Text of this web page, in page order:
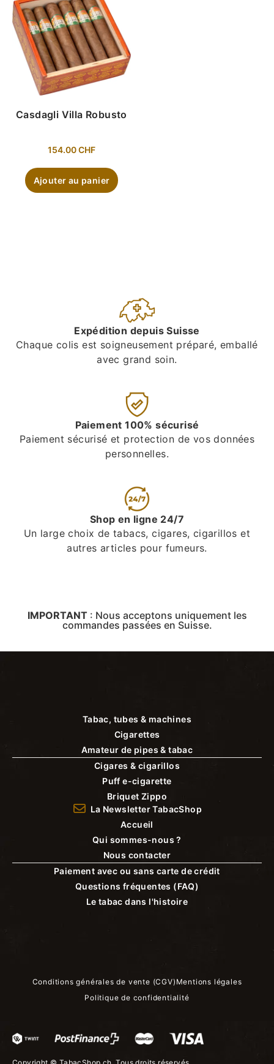
Casdagli Villa Robusto
154.00CHF
Ajouter au panier
Expédition depuis Suisse
Chaque colis est soigneusement préparé, emballé
avec grand soin.
Paiement 100% sécurisé
Paiement sécurisé et protection de vos données
personnelles.
Shop en ligne 24/7
Un large choix de tabacs, cigares, cigarillos et
autres articles pour fumeurs.
IMPORTANT : Nous acceptons uniquement les
commandes passées en Suisse.
Tabac, tubes & machines
Cigarettes
Amateur de pipes & tabac
Cigares & cigarillos
Puff e-cigarette
Briquet Zippo
La Newsletter TabacShop
Accueil
Qui sommes-nous ?
Nous contacter
Paiement avec ou sans carte de crédit
Questions fréquentes (FAQ)
Le tabac dans l'histoire
Conditions générales de vente (CGV) Mentions légales
Politique de confidentialité